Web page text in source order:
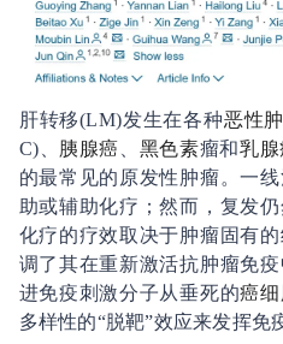
肝转移(LM)发生在各种恶性
C)、 胰腺癌 黑色素瘤和乳腺
的最常见的原发性肿瘤。一
助或辅助化疗；然而，复发
化疗的疗效取决于肿瘤固有
调了其在重新激活抗肿瘤免
进免疫刺激分子从垂死的癌
多样性的“脱靶”效应来发挥免